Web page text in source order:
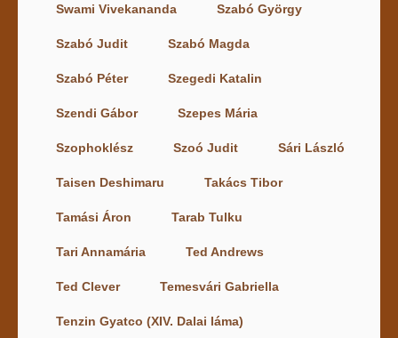
Swami Vivekananda Szabó György
Szabó Judit Szabó Magda
Szabó Péter Szegedi Katalin
Szendi Gábor Szepes Mária
Szophoklész Szoó Judit Sári László
Taisen Deshimaru Takács Tibor
Tamási Áron Tarab Tulku
Tari Annamária Ted Andrews
Ted Clever Temesvári Gabriella
Tenzin Gyatco (XIV. Dalai láma)